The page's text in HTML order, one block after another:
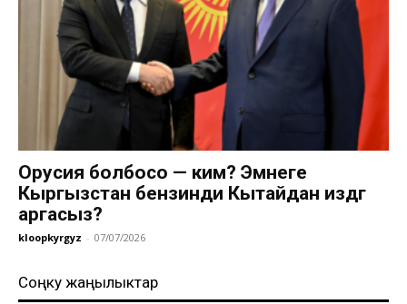
Орусия болбосо — ким? Эмнеге
Кыргызстан бензинди Кытайдан издөөгө
аргасыз?
kloopkyrgyz - 07/07/2026
Соңку жаңылыктар